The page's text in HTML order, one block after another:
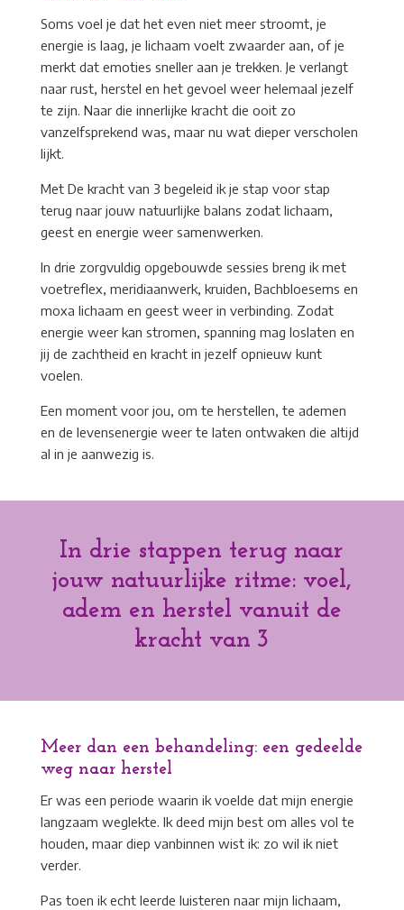
Soms voel je dat het even niet meer stroomt, je
energie is laag, je lichaam voelt zwaarder aan, of je
merkt dat emoties sneller aan je trekken. Je verlangt
naar rust, herstel en het gevoel weer helemaal jezelf
te zijn. Naar die innerlijke kracht die ooit zo
vanzelfsprekend was, maar nu wat dieper verscholen
lijkt.
Met De kracht van 3 begeleid ik je stap voor stap
terug naar jouw natuurlijke balans zodat lichaam,
geest en energie weer samenwerken.
In drie zorgvuldig opgebouwde sessies breng ik met
voetreflex, meridiaanwerk, kruiden, Bachbloesems en
moxa lichaam en geest weer in verbinding. Zodat
energie weer kan stromen, spanning mag loslaten en
jij de zachtheid en kracht in jezelf opnieuw kunt
voelen.
Een moment voor jou, om te herstellen, te ademen
en de levensenergie weer te laten ontwaken die altijd
al in je aanwezig is.
In drie stappen terug naar
jouw natuurlijke ritme: voel,
adem en herstel vanuit de
kracht van 3
Meer dan een behandeling: een gedeelde
weg naar herstel
Er was een periode waarin ik voelde dat mijn energie
langzaam weglekte. Ik deed mijn best om alles vol te
houden, maar diep vanbinnen wist ik: zo wil ik niet
verder.
Pas toen ik echt leerde luisteren naar mijn lichaam,